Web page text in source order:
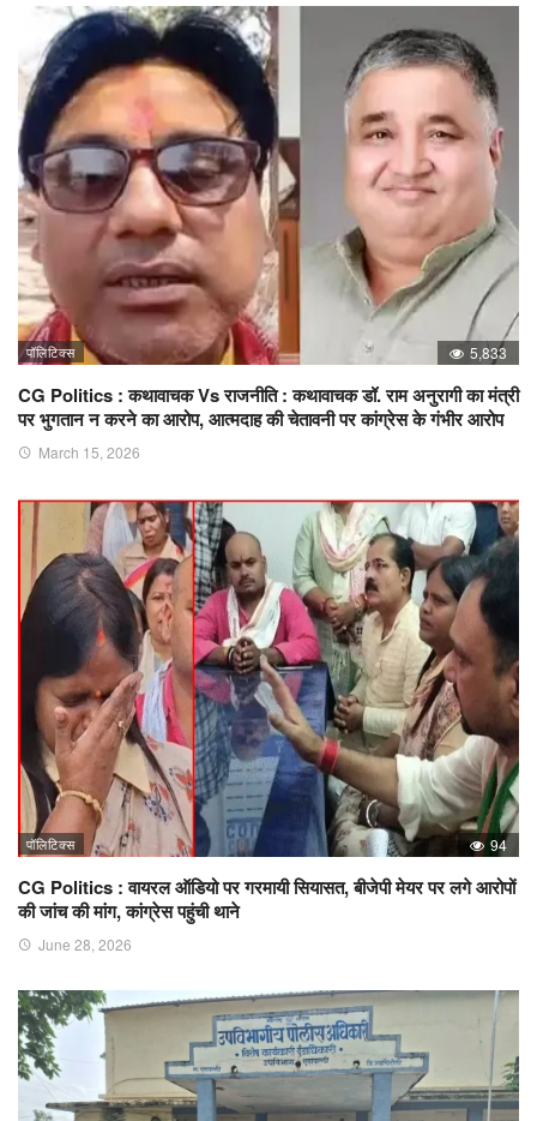
पॉलिटिक्स 5,833
CG Politics : कथावाचक Vs राजनीति : कथावाचक डॉ. राम अनुरागी का मंत्री
पर भुगतान न करने का आरोप, आत्मदाह की चेतावनी पर कांग्रेस के गंभीर आरोप
March 15, 2026
पॉलिटिक्स 94
CG Politics : वायरल ऑडियो पर गरमायी सियासत, बीजेपी मेयर पर लगे आरोपों
की जांच की मांग, कांग्रेस पहुंची थाने
June 28, 2026